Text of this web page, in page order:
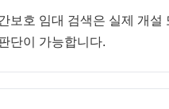
보호 임대 검색은 실제 개
단이 가능합니다.